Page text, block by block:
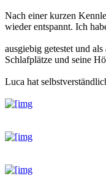
Nach einer kurzen
wieder entspannt. Ich
ausgiebig getestet und
Schlafplätze und seine
Luca hat